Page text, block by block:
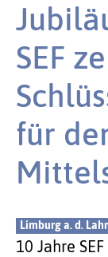
SEF
für
Limburg a. d.
10 Jahre